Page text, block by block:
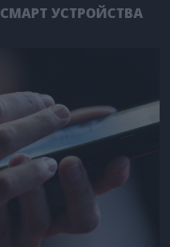
УСТРОЙСТВА